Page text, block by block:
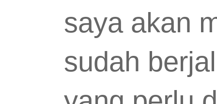
saya akan
sudah